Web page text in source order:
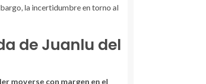
la incertidumbre en torno al
de Juanlu del
moverse con margen en el